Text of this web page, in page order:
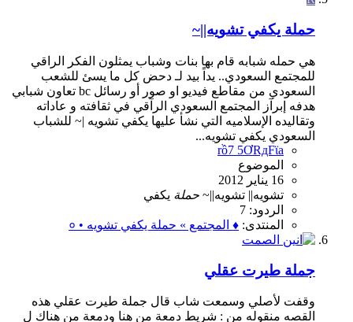
حملة يكفي تشويه||~
هي حمله شبابه قام بها بنات وشباب يمثلون الفكر الراقي
للمجتمع السعودي.. يداً بيد لـ دحض كل ما يسئ للشعب
السعودي من مقاطع فيديو او صور أو رسائل bc تعاون شبابي
هدفه إبرآز المجتمع السعودي الرآقي في ثقافته و عاداته
وتقاليده الإسلاميه التي نشأ عليها يكفي تشويه |~ للشباب
السعودي يكفي تشويه...
rồ7 5ƠRдFϊa
الموضوع
16 يناير 2012
تشويه|| تشويه||~ حملة يكفي
الردود: 7
المنتدى: ♦ المجتمع » حملة يكفي تشويه • ०
جملة طيرت عقلي
وقفت لأصلي وسمعت شاب قال جملة طيرت عقلي هذه
القصه منقوله من : شريط دمعة من هنا ودمعة من هناك ل